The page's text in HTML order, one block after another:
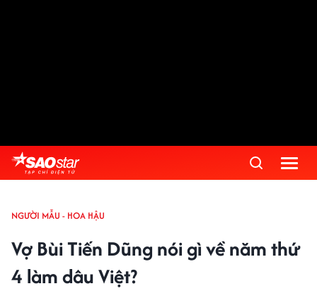
NGƯỜI MẪU - HOA HẬU
Vợ Bùi Tiến Dũng nói gì về năm thứ
4 làm dâu Việt?